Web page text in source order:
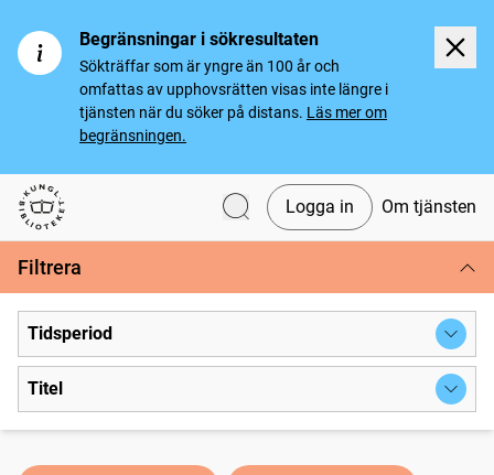
Begränsningar i sökresultaten
Sökträffar som är yngre än 100 år och
omfattas av upphovsrätten visas inte längre i
tjänsten när du söker på distans. Läs mer om
begränsningen.
Svenska tidningar
Logga in Om tjänsten
Filtrera
Tidsperiod
Titel